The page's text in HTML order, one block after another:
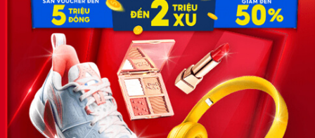
SĐT: 0981 448 766
Email:
hotro@timviec.com.vn
VỀ CHÚNG TÔI
News.timviec.com.vn là website cung cấp thông tin liên quan đến
nhân sự, nghề nghiệp do Timviec.com.vn vận hành nhằm giúp
doanh nghiệp, nhân sự tuyển dụng, người đi làm, người tìm việc
cập nhật thông tin và đáp ứng được mong muốn của mình.